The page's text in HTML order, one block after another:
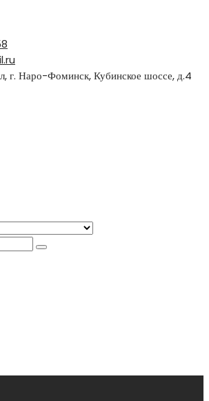
г. Наро-Фоминск, Кубинское шоссе, д.4